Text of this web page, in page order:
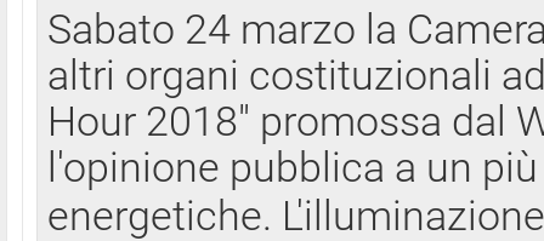
Sabato 24 marzo la
altri organi costituzionali
Hour 2018" promossa dal
l'opinione pubblica a un
energetiche.